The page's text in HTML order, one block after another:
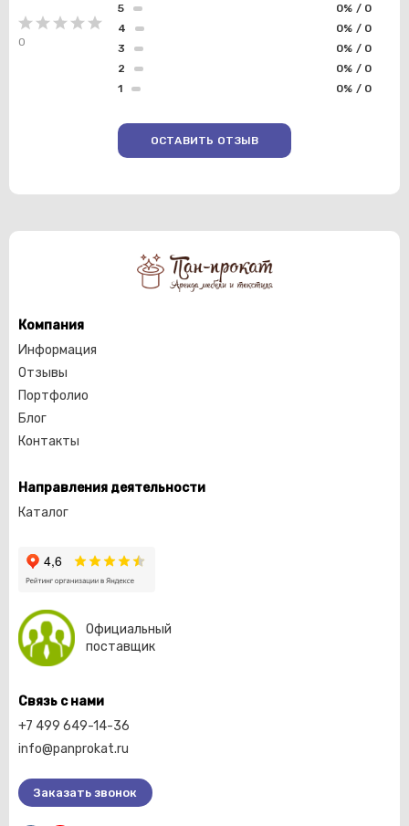
0
1 0% / 0
2 0% / 0
3 0% / 0
4 0% / 0
5 0% / 0
ОСТАВИТЬ ОТЗЫВ
Компания
Информация
Отзывы
Портфолио
Блог
Контакты
Направления деятельности
Каталог
Официальный
поставщик
Связь с нами
+7 499 649-14-36
info@panprokat.ru
Заказать звонок